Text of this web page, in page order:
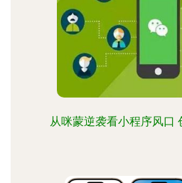
从咪蒙逆袭看小程序风口